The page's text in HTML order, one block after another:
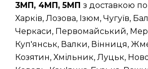
3МП, 4МП, 5МП з доставкою по
Харків, Лозова, Ізюм, Чугуїв,
Черкаси, Первомайський,
Куп'янськ, Валки, Вінниця,
Козятин, Хмільник, Луцьк,